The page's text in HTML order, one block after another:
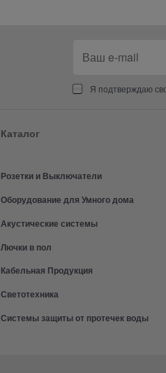
Я подтверждаю
Каталог
Розетки и Выключатели
Оборудование для Умного дома
Акустические системы
Лючки в пол
Кабельная Продукция
Светотехника
Системы защиты от протечек воды